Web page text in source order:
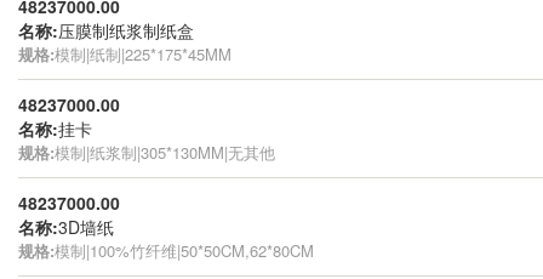
48237000.00
名称:压膜制纸浆制纸盒
规格:模制|纸制|225*175*45MM
48237000.00
名称:挂卡
规格:模制|纸浆制|305*130MM|无其他
48237000.00
名称:3D墙纸
规格:模制|100%竹纤维|50*50CM,62*80CM